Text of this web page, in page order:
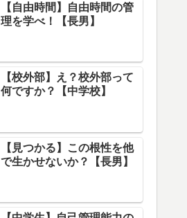
【自由時間】自由時間の管
理を学べ！【長男】
【校外部】え？校外部って
何ですか？【中学校】
【見つかる】この根性を他
で生かせないか？【長男】